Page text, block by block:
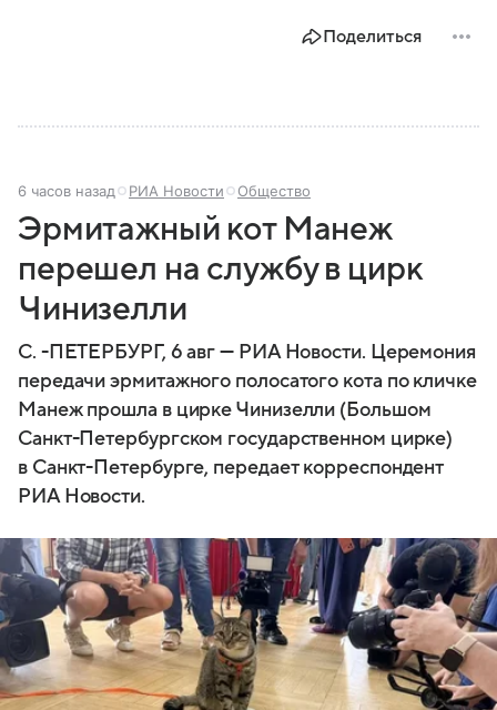
Поделиться
6 часов назад РИА Новости Общество
Эрмитажный кот Манеж
перешел на службу в цирк
Чинизелли
С. -ПЕТЕРБУРГ, 6 авг — РИА Новости. Церемония
передачи эрмитажного полосатого кота по кличке
Манеж прошла в цирке Чинизелли (Большом
Санкт-Петербургском государственном цирке)
в Санкт-Петербурге, передает корреспондент
РИА Новости.